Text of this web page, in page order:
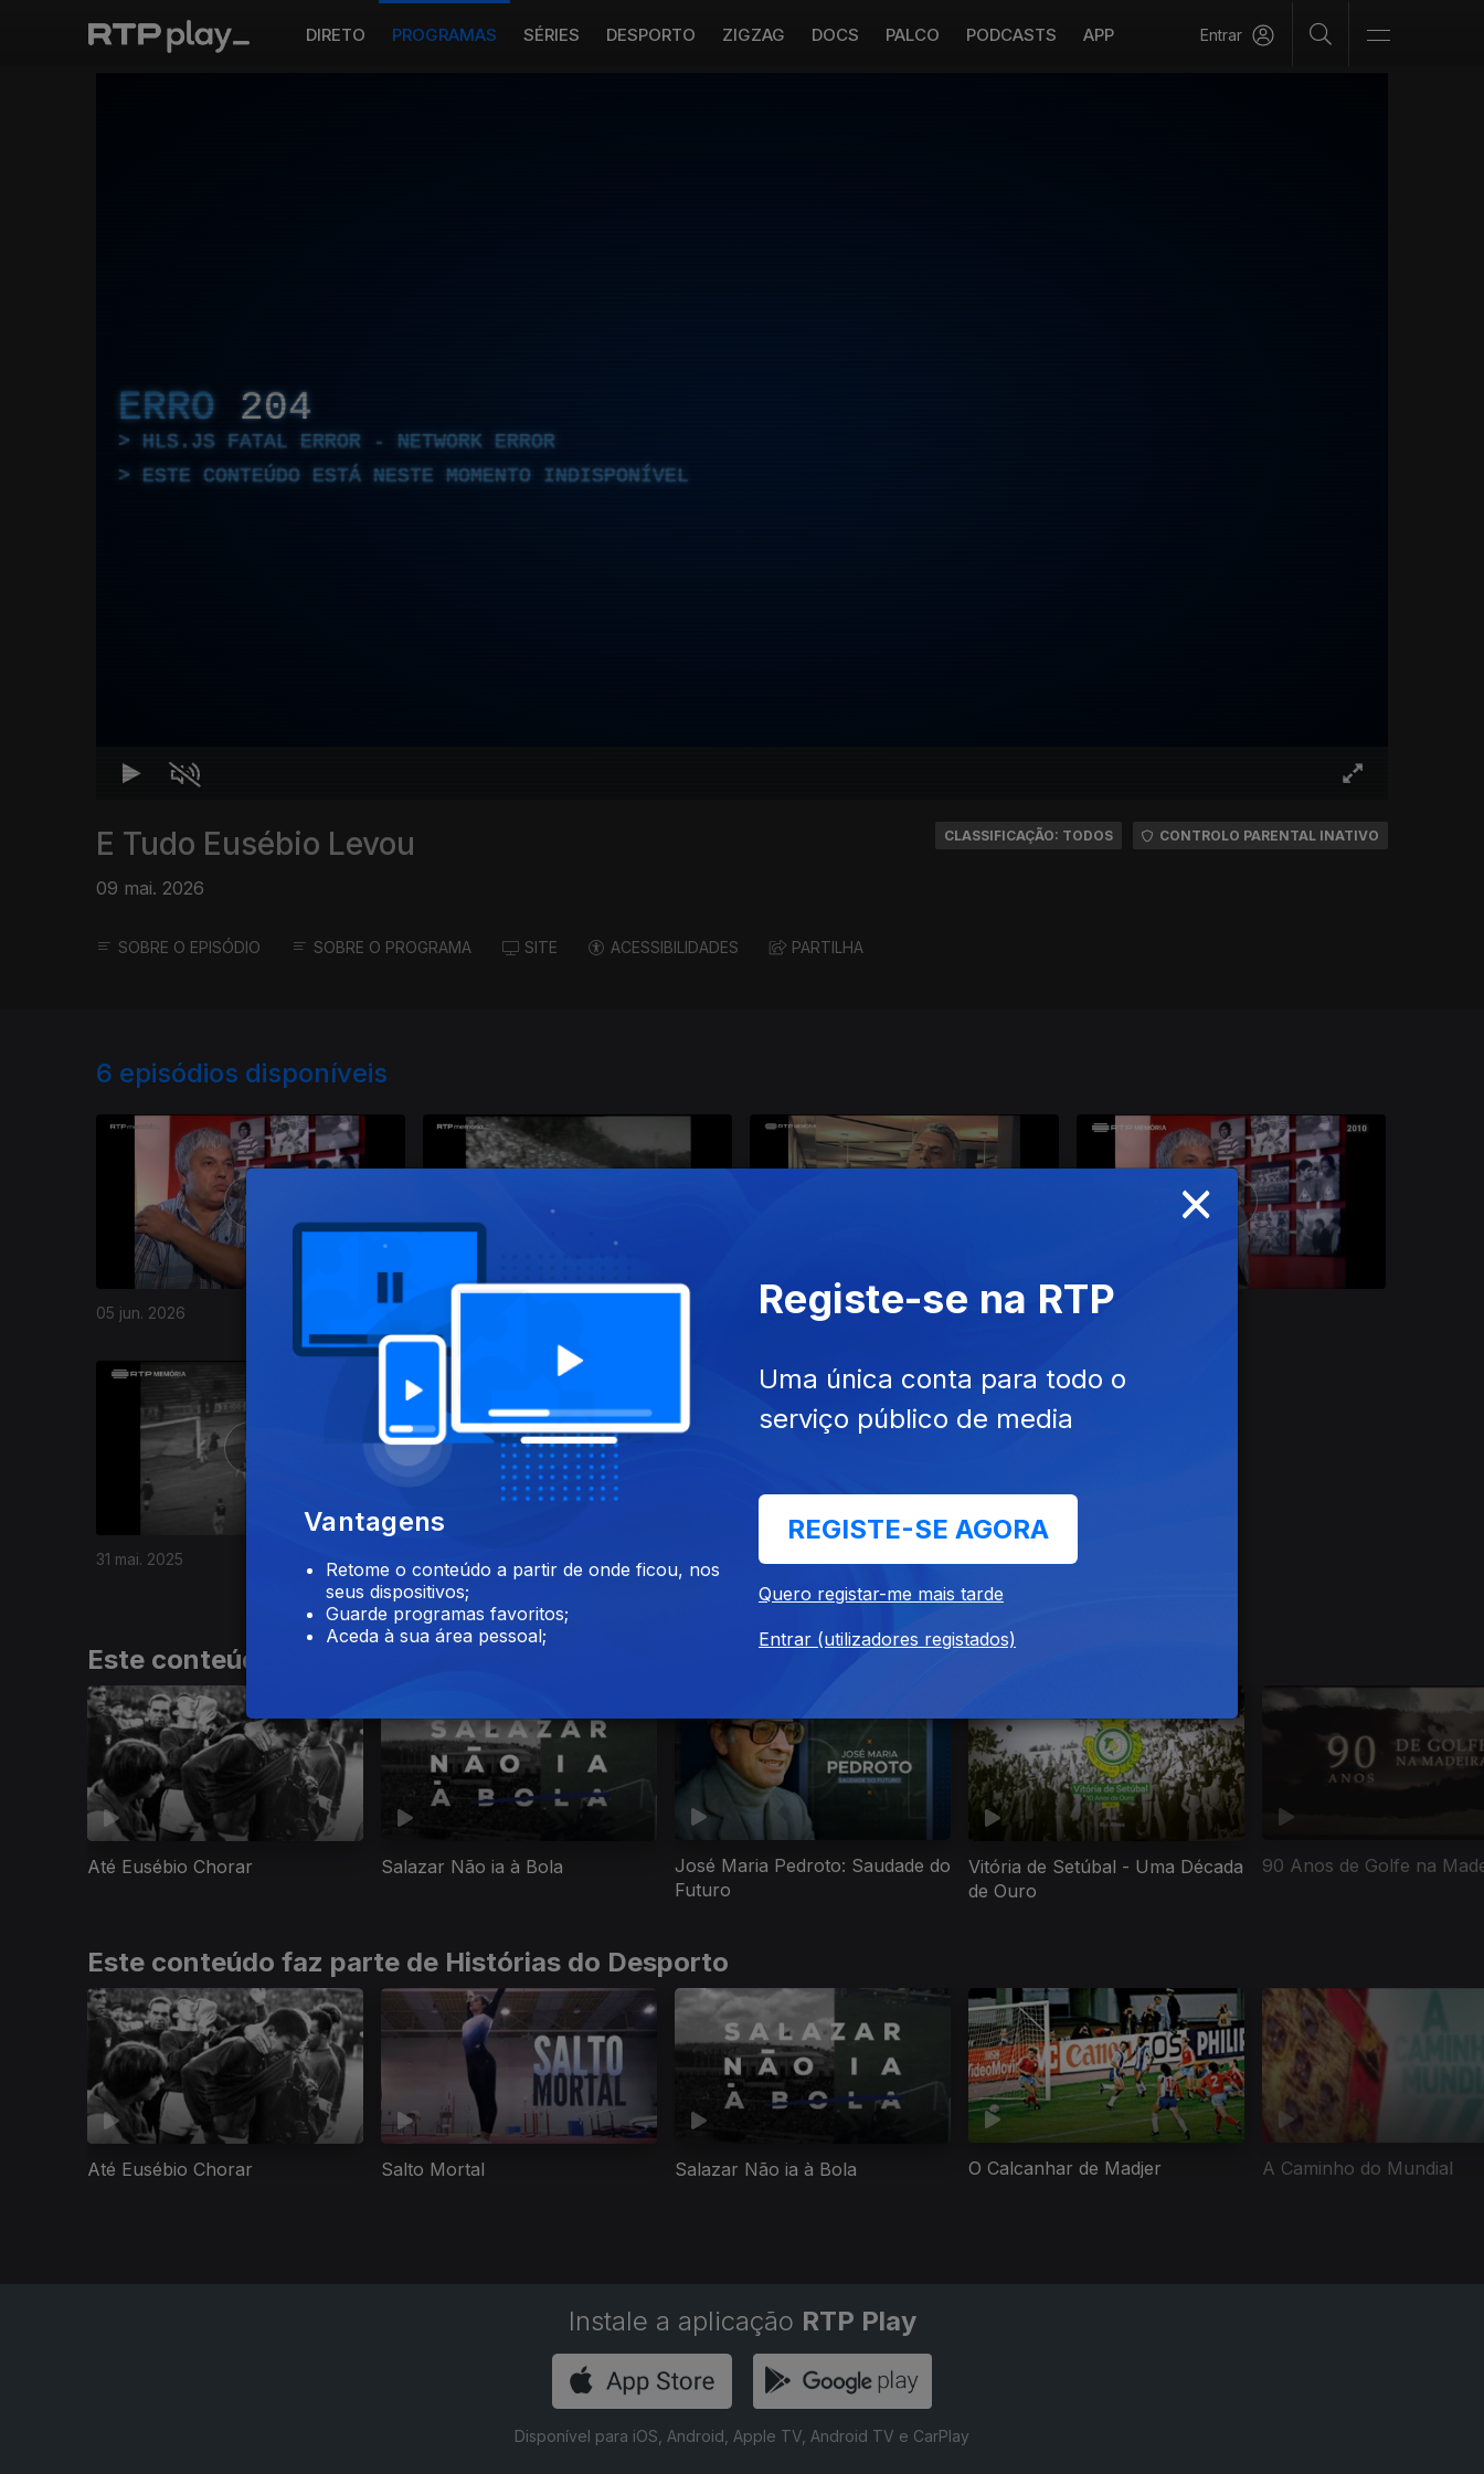
DIRETO PROGRAMAS SÉRIES DESPORTO ZIGZAG DOCS PALCO PODCASTS APP Entrar
ERRO 204
HLS.JS FATAL ERROR - NETWORK ERROR
ESTE CONTEÚDO ESTÁ NESTE MOMENTO INDISPONÍVEL
E Tudo Eusébio Levou
09 mai. 2026
CLASSIFICAÇÃO: TODOS CONTROLO PARENTAL INATIVO
SOBRE O EPISÓDIO SOBRE O PROGRAMA SITE ACESSIBILIDADES PARTILHA
6 episódios disponíveis
05 jun. 2026 25 jan. 2026 05 jun. 2025
31 mai. 2025 12 fev. 2025
829366
Este conteúdo faz parte de Documentários de Desporto
Até Eusébio Chorar Salazar Não ia à Bola
José Maria Pedroto: Saudade do
Futuro
Vitória de Setúbal - Uma Década
de Ouro
90 Anos de Golfe na
Este conteúdo faz parte de Histórias do Desporto
Até Eusébio Chorar Salto Mortal Salazar Não ia à Bola O Calcanhar de Madjer A Caminho do Mundial
Instale a aplicação RTP Play
Disponível para iOS, Android, Apple TV, Android TV e CarPlay
×
Vantagens
Retome o conteúdo a partir de onde ficou, nos
seus dispositivos;
Guarde programas favoritos;
Aceda à sua área pessoal;
Registe-se na RTP
Uma única conta para todo o
serviço público de media
REGISTE-SE AGORA
Quero registar-me mais tarde
Entrar (utilizadores registados)